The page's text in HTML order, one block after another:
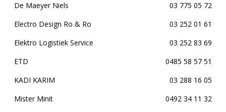
De Maeyer Niels
03 775 05 72
Electro Design Ro & Ro
03 252 01 61
Elektro Logistiek Service
03 252 83 69
ETD
0485 58 57 51
KADI KARIM
03 288 16 05
Mister Minit
0492 34 11 32